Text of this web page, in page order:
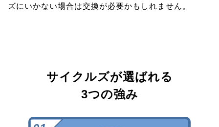
ズにいかない場合は交換が必要かもしれません。
サイクルズが選ばれる
3つの強み